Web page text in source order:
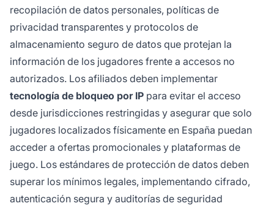
recopilación de datos personales, políticas de
privacidad transparentes y protocolos de
almacenamiento seguro de datos que protejan la
información de los jugadores frente a accesos no
autorizados. Los afiliados deben implementar
tecnología de bloqueo por IP para evitar el acceso
desde jurisdicciones restringidas y asegurar que solo
jugadores localizados físicamente en España puedan
acceder a ofertas promocionales y plataformas de
juego. Los estándares de protección de datos deben
superar los mínimos legales, implementando cifrado,
autenticación segura y auditorías de seguridad